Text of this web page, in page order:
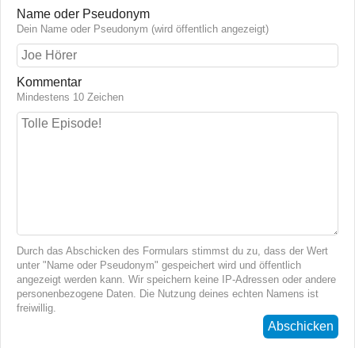
Name oder Pseudonym
Dein Name oder Pseudonym (wird öffentlich angezeigt)
Kommentar
Mindestens 10 Zeichen
Durch das Abschicken des Formulars stimmst du zu, dass der Wert
unter "Name oder Pseudonym" gespeichert wird und öffentlich
angezeigt werden kann. Wir speichern keine IP-Adressen oder andere
personenbezogene Daten. Die Nutzung deines echten Namens ist
freiwillig.
Abschicken